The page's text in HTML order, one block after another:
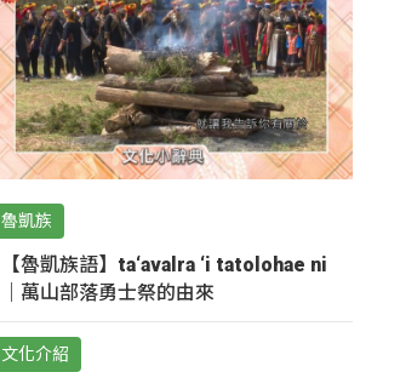
魯凱族
【魯凱族語】ta‘avalra ‘i tatolohae ni
｜萬山部落勇士祭的由來
文化介紹